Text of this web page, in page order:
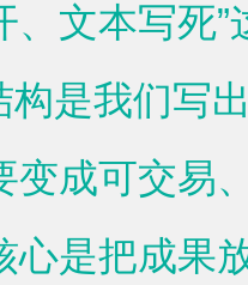
、文本写死
构是我们写
变成可交易
心是把成果